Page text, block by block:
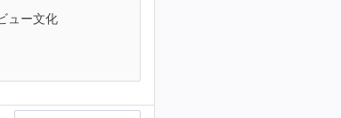
ュー文化